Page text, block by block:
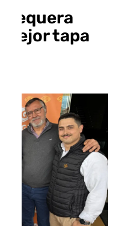
mejor tapa